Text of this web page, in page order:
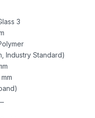
3
Industry Standard)